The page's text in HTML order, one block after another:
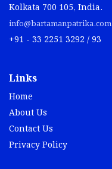
Kolkata 700 105, India.
info@bartamanpatrika.com
+91 - 33 2251 3292 / 93
Links
Home
About Us
Contact Us
Privacy Policy